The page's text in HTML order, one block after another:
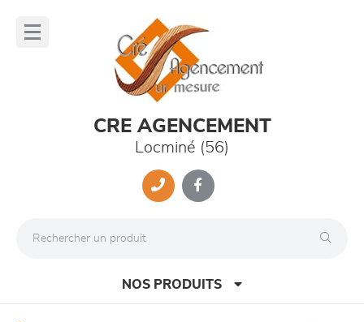
CRE AGENCEMENT
Locminé (56)
NOS PRODUITS